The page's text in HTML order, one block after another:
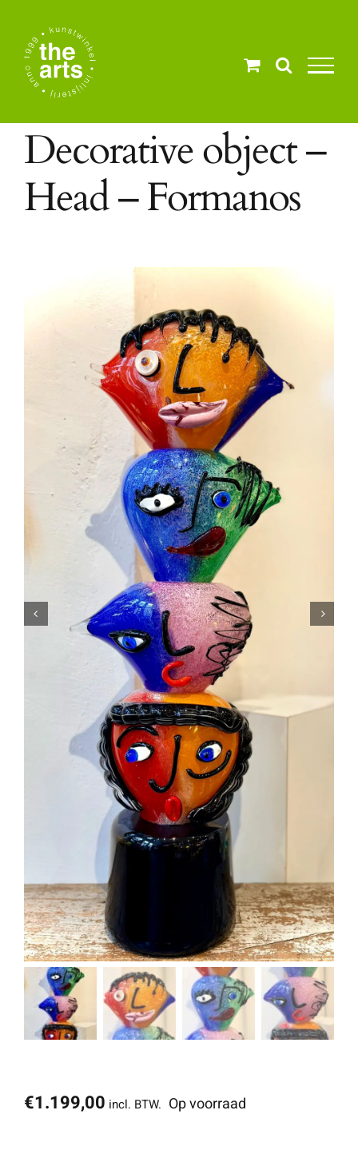
inhoud
Decorative object –
Head – Formanos
€1.199,00 incl. BTW. Op voorraad